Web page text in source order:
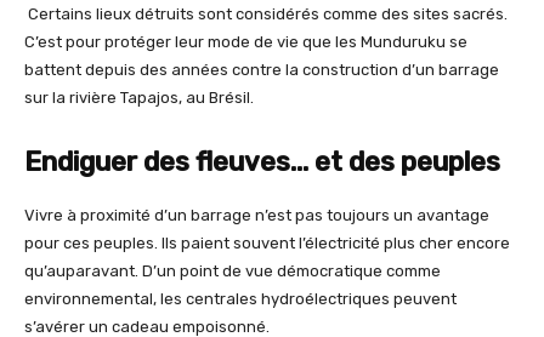
Certains lieux détruits sont considérés comme des sites sacrés.
C’est pour protéger leur mode de vie que les Munduruku se
battent depuis des années contre la construction d’un barrage
sur la rivière Tapajos, au Brésil.
Endiguer des fleuves… et des peuples
Vivre à proximité d’un barrage n’est pas toujours un avantage
pour ces peuples. Ils paient souvent l’électricité plus cher encore
qu’auparavant. D’un point de vue démocratique comme
environnemental, les centrales hydroélectriques peuvent
s’avérer un cadeau empoisonné.